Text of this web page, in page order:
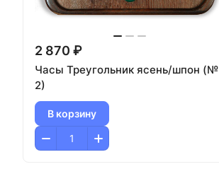
2 870 ₽
Часы Треугольник ясень/шпон (№
2)
В корзину